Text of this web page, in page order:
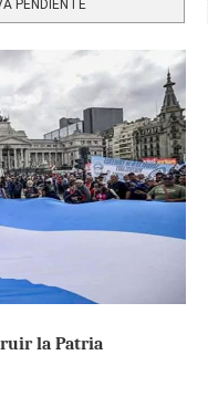
PENDIENTE
la Patria